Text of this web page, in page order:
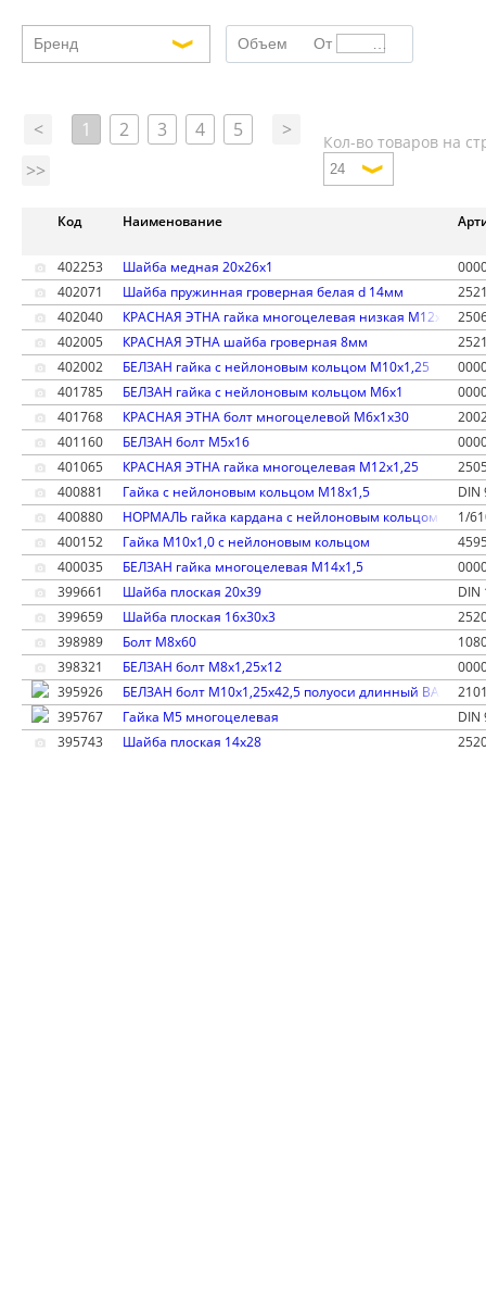
Бренд Объем От
< 1 2 3 4 5
>
>>
Кол-во товаров на
Код Наименование
402253 Шайба медная 20х26х1
402071
Шайба пружинная гроверная белая d 14мм
402040
КРАСНАЯ ЭТНА гайка многоцелевая низкая М12х1,25
402005
КРАСНАЯ ЭТНА шайба гроверная 8мм
402002
БЕЛЗАН гайка с нейлоновым кольцом М10х1,25
401785
БЕЛЗАН гайка с нейлоновым кольцом М6х1
401768
КРАСНАЯ ЭТНА болт многоцелевой М6х1х30
401160
БЕЛЗАН болт М5х16
401065
КРАСНАЯ ЭТНА гайка многоцелевая М12х1,25
400881
Гайка с нейлоновым кольцом М18х1,5
DIN
400880
НОРМАЛЬ гайка кардана с нейлоновым кольцом
1/
400152
Гайка М10х1,0 с нейлоновым кольцом
400035
БЕЛЗАН гайка многоцелевая М14х1,5
399661
Шайба плоская 20х39
DIN
399659
Шайба плоская 16х30х3
398989
Болт М8х60
398321
БЕЛЗАН болт М8х1,25х12
395926
БЕЛЗАН болт М10х1,25х42,5 полуоси длинный ВАЗ 2101
395767
Гайка М5 многоцелевая
DIN
395743
Шайба плоская 14х28